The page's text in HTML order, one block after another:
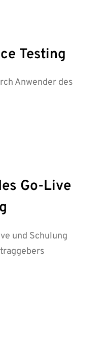
Testing
Anwender des
Go-Live
und Schulung